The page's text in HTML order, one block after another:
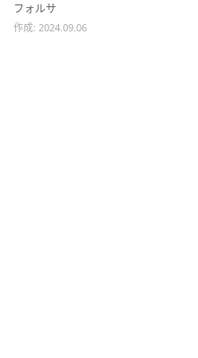
フォルサ
作成: 2024.09.06